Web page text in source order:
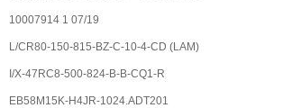
10007914 1 07/19
L/CR80-150-815-BZ-C-10-4-CD (LAM)
I/X-47RC8-500-824-B-B-CQ1-R
EB58M15K-H4JR-1024.ADT201